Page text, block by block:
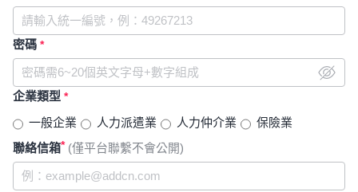
密碼 *
企業類型 *
一般企業 人力派遣業 人力仲介業
保險業
聯絡信箱* (僅平台聯繫不會公開)